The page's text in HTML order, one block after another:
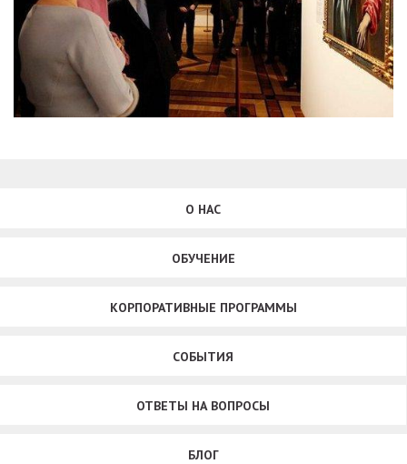
О НАС
ОБУЧЕНИЕ
КОРПОРАТИВНЫЕ ПРОГРАММЫ
СОБЫТИЯ
ОТВЕТЫ НА ВОПРОСЫ
БЛОГ